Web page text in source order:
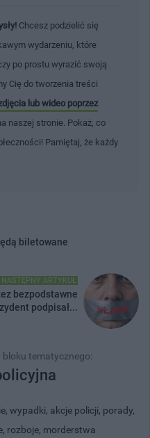
Chcesz podzielić się
wydarzeniu, które
po prostu wyrazić swoją
Cię do tworzenia treści
lub wideo poprzez
naszej stronie. Pokaż, co
Pamiętaj, że każdy
biletowane
NASTĘPNY ARTYKUŁ
bezpodstawne
podpisał...
bloku tematycznego:
wypadki, akcje policji, porady,
rozboje, morderstwa